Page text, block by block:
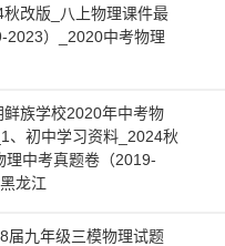
改版_八上物理课件最
2023）_2020中考物理
族学校2020年中考物
、初中学习资料_2024秋
理中考真题卷（2019-
龙江
届九年级三模物理试题